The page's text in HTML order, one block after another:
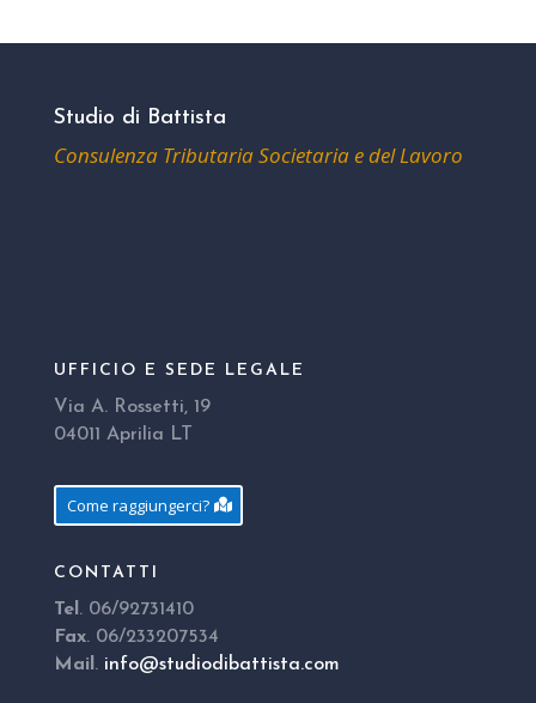
Studio di Battista
Consulenza Tributaria Societaria e del Lavoro
UFFICIO E SEDE LEGALE
Via A. Rossetti, 19
04011 Aprilia LT
Come raggiungerci?
CONTATTI
Tel . 06/92731410
Fax. 06/233207534
Mail . info@studiodibattista.com